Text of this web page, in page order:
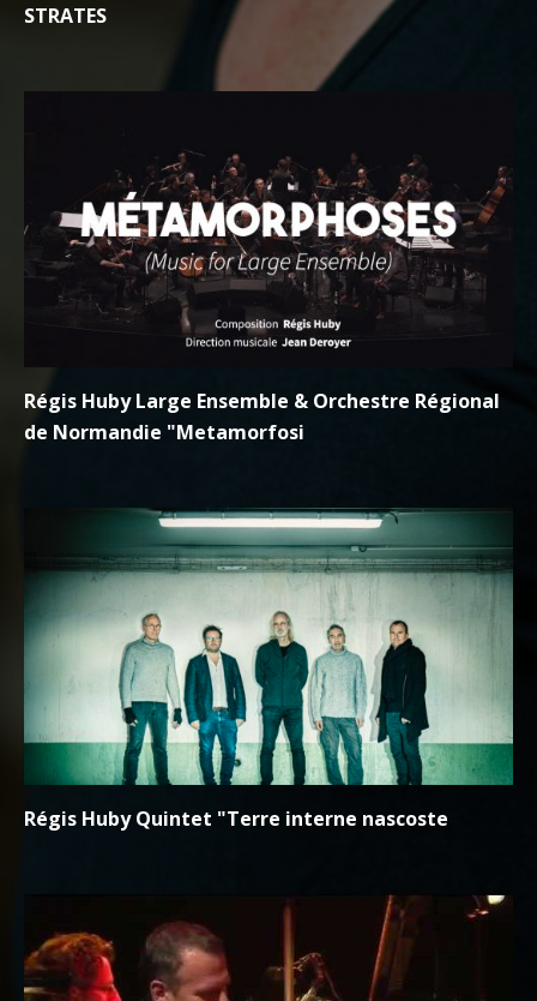
STRATES
Régis Huby Large Ensemble & Orchestre Régional
de Normandie "Metamorfosi
Régis Huby Quintet "Terre interne nascoste